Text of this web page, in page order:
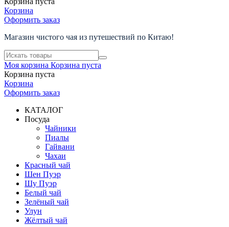
Корзина
Оформить заказ
Магазин чистого чая из путешествий по Китаю!
Моя корзина Корзина пуста
Корзина пуста
Корзина
Оформить заказ
КАТАЛОГ
Посуда
Чайники
Пиалы
Гайвани
Чахаи
Красный чай
Шен Пуэр
Шу Пуэр
Белый чай
Зелёный чай
Улун
Жёлтый чай